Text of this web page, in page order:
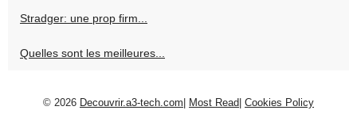
Stradger: une prop firm...
Quelles sont les meilleures...
© 2026 Decouvrir.a3-tech.com Most Read Cookies Policy